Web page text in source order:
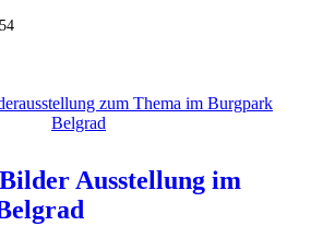
Ausstellung im